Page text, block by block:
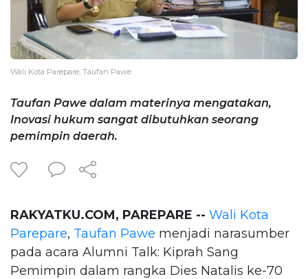
Wali Kota Parepare, Taufan Pawe
Taufan Pawe dalam materinya mengatakan,
Inovasi hukum sangat dibutuhkan seorang
pemimpin daerah.
RAKYATKU.COM, PAREPARE -- Wali Kota
Parepare, Taufan Pawe menjadi narasumber
pada acara Alumni Talk: Kiprah Sang
Pemimpin dalam rangka Dies Natalis ke-70